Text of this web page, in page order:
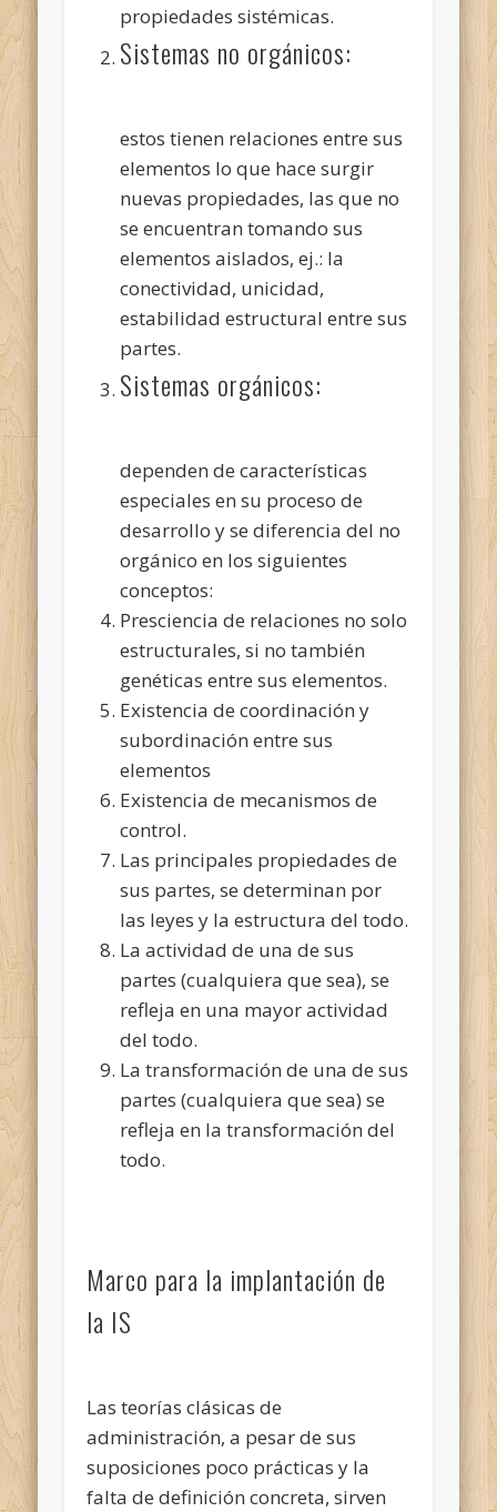
propiedades sistémicas.
Sistemas no orgánicos:
estos tienen relaciones entre sus
elementos lo que hace surgir
nuevas propiedades, las que no
se encuentran tomando sus
elementos aislados, ej.: la
conectividad, unicidad,
estabilidad estructural entre sus
partes.
Sistemas orgánicos:
dependen de características
especiales en su proceso de
desarrollo y se diferencia del no
orgánico en los siguientes
conceptos:
Presciencia de relaciones no solo
estructurales, si no también
genéticas entre sus elementos.
Existencia de coordinación y
subordinación entre sus
elementos
Existencia de mecanismos de
control.
Las principales propiedades de
sus partes, se determinan por
las leyes y la estructura del todo.
La actividad de una de sus
partes (cualquiera que sea), se
refleja en una mayor actividad
del todo.
La transformación de una de sus
partes (cualquiera que sea) se
refleja en la transformación del
todo.
Marco para la implantación de
la IS
Las teorías clásicas de
administración, a pesar de sus
suposiciones poco prácticas y la
falta de definición concreta, sirven